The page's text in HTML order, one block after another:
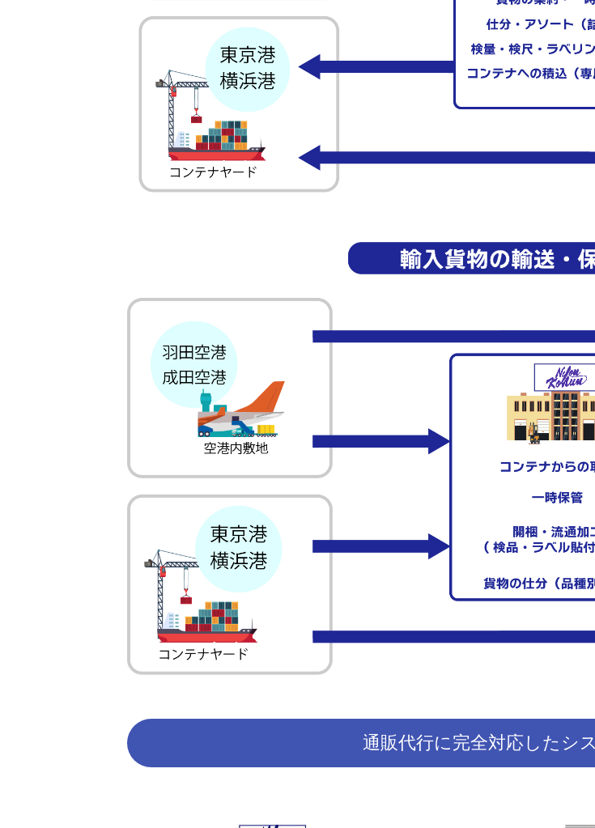
通販代行に完全対応したシ